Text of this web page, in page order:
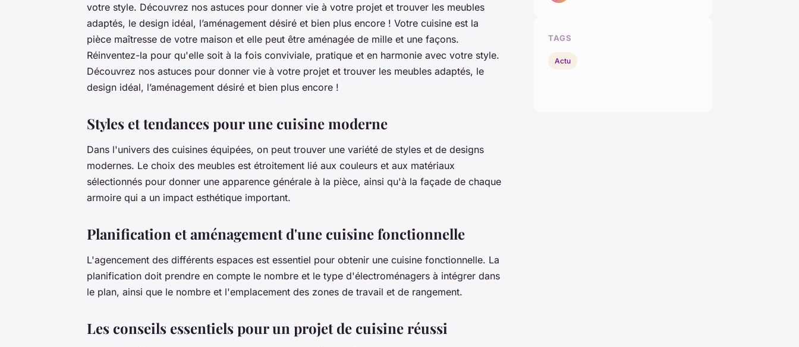
votre style. Découvrez nos astuces pour donner vie à votre projet et trouver les meubles
adaptés, le design idéal, l’aménagement désiré et bien plus encore ! Votre cuisine est la
pièce maîtresse de votre maison et elle peut être aménagée de mille et une façons.
Réinventez-la pour qu'elle soit à la fois conviviale, pratique et en harmonie avec votre style.
Découvrez nos astuces pour donner vie à votre projet et trouver les meubles adaptés, le
design idéal, l’aménagement désiré et bien plus encore !
Styles et tendances pour une cuisine moderne
Dans l'univers des cuisines équipées, on peut trouver une variété de styles et de designs
modernes. Le choix des meubles est étroitement lié aux couleurs et aux matériaux
sélectionnés pour donner une apparence générale à la pièce, ainsi qu'à la façade de chaque
armoire qui a un impact esthétique important.
Planification et aménagement d'une cuisine fonctionnelle
L'agencement des différents espaces est essentiel pour obtenir une cuisine fonctionnelle. La
planification doit prendre en compte le nombre et le type d'électroménagers à intégrer dans
le plan, ainsi que le nombre et l'emplacement des zones de travail et de rangement.
Les conseils essentiels pour un projet de cuisine réussi
TAGS
Actu